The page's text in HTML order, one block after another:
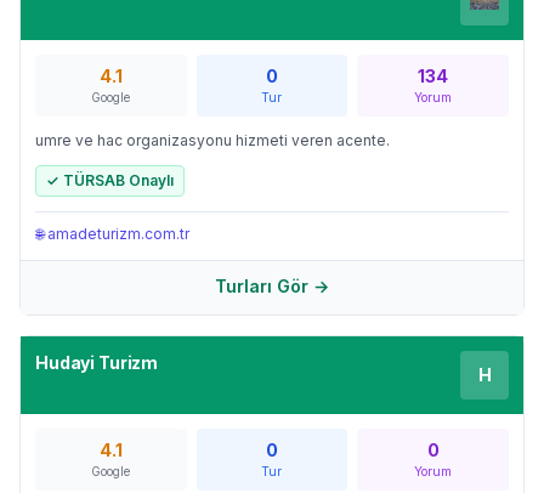
4.1
Google
0
Tur
134
Yorum
umre ve hac organizasyonu hizmeti veren acente.
✓ TÜRSAB Onaylı
🌐amadeturizm.com.tr
Turları Gör →
Hudayi Turizm
H
4.1
Google
0
Tur
0
Yorum